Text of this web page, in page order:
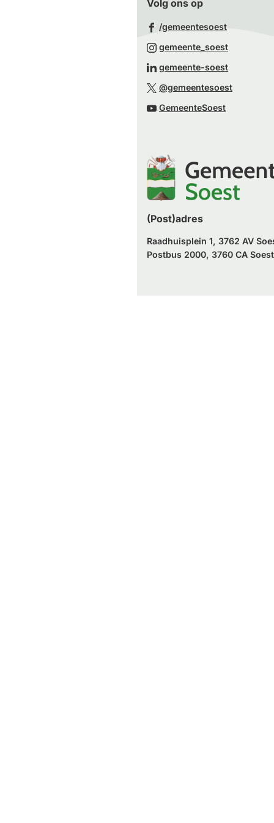
Volg ons op
/gemeentesoest(Verwijst
naar
externe
website)
gemeente_soest(Verwijst
externe
gemeente-soest(Verwijst
naar
@gemeentesoest(Verwijst
GemeenteSoest(Verwijst
website)
(Post)adres
Raadhuisplein 1, 3762 AV
Postbus 2000, 3760 CA Soest